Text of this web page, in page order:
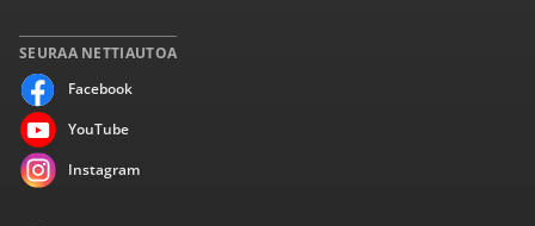
SEURAA NETTIAUTOA
Facebook
YouTube
Instagram